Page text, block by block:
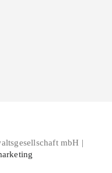
mbH |